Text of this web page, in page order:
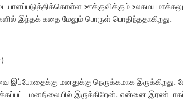
ஊக்குவிக்கும் உலகமயமாக்கலும்
இந்தக் கதை மேலும் பொருள் பொதிந்ததாகிறது.
இப்போதைக்கு மனதுக்கு நெருக்கமாக இருக்கிறது.
மனநிலையில் இருக்கிறேன். என்னை இரண்டாகப்